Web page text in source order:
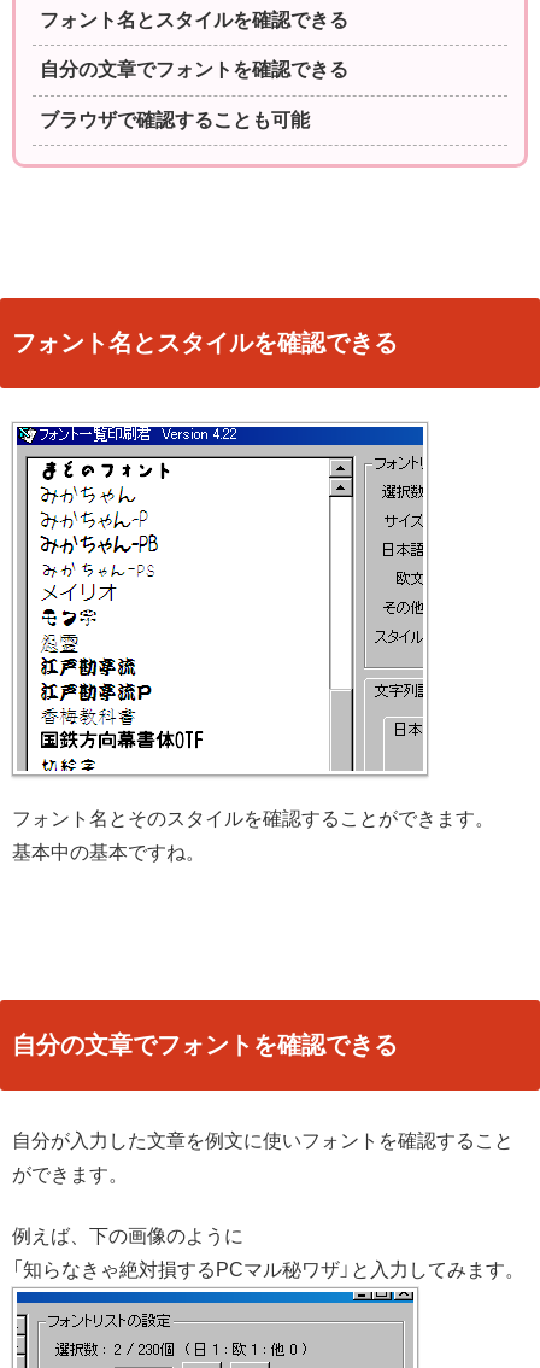
フォント名とスタイルを確認できる
自分の文章でフォントを確認できる
ブラウザで確認することも可能
フォント名とスタイルを確認できる
フォント名とそのスタイルを確認することができます。
基本中の基本ですね。
自分の文章でフォントを確認できる
自分が入力した文章を例文に使いフォントを確認すること
ができます。
例えば、下の画像のように
「知らなきゃ絶対損するPCマル秘ワザ」と入力してみます。